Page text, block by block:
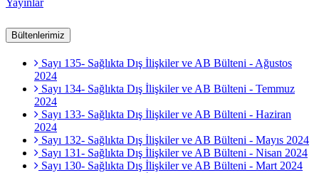
Yayınlar
Bültenlerimiz
Sayı 135- Sağlıkta Dış İlişkiler ve AB Bülteni - Ağustos
2024
Sayı 134- Sağlıkta Dış İlişkiler ve AB Bülteni - Temmuz
2024
Sayı 133- Sağlıkta Dış İlişkiler ve AB Bülteni - Haziran
2024
Sayı 132- Sağlıkta Dış İlişkiler ve AB Bülteni - Mayıs 2024
Sayı 131- Sağlıkta Dış İlişkiler ve AB Bülteni - Nisan 2024
Sayı 130- Sağlıkta Dış İlişkiler ve AB Bülteni - Mart 2024